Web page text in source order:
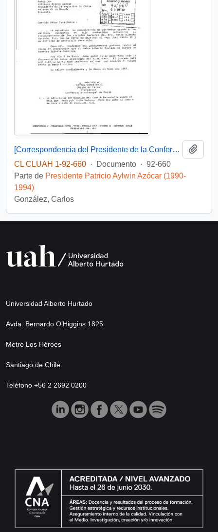
[Correspondencia del Presidente de la Conferencia Episcopal de Chile dirigida al Presidente Patricio Aylwin]
CL CLUAH 1-92-660 · Documento · 92-660
Parte de Presidente Patricio Aylwin Azócar (1990-
1994)
González, Carlos
Universidad Alberto Hurtado
Avda. Bernardo O’Higgins 1825
Metro Los Héroes
Santiago de Chile
Teléfono +56 2 2692 0200